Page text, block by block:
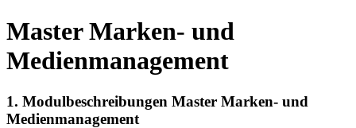
Master Marken- und
Medienmanagement
1. Modulbeschreibungen Master Marken- und
Medienmanagement